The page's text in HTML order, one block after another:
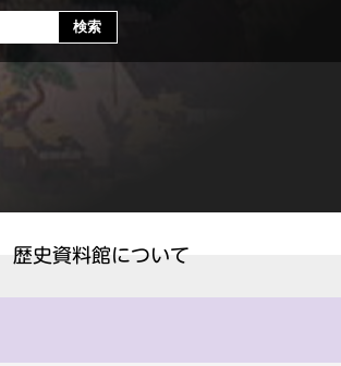
歴史資料館について